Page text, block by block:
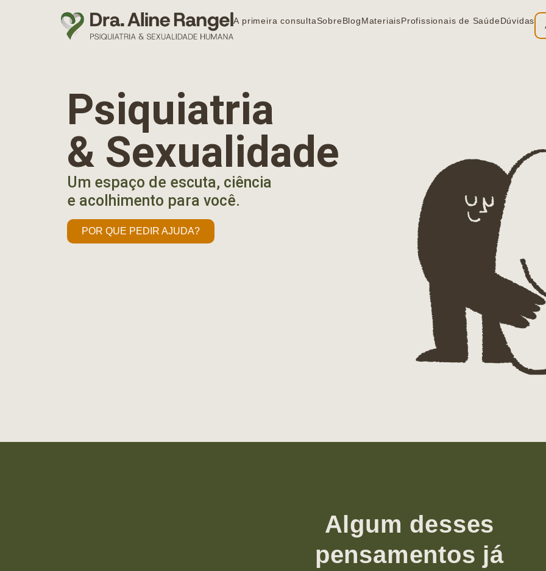
A primeira consultaSobreBlogMateriaisProfissionais de SaúdeDúvidas
Psiquiatria
& Sexualidade
Um espaço de escuta, ciência
e acolhimento para você.
POR QUE PEDIR AJUDA?
Algum desses
pensamentos já